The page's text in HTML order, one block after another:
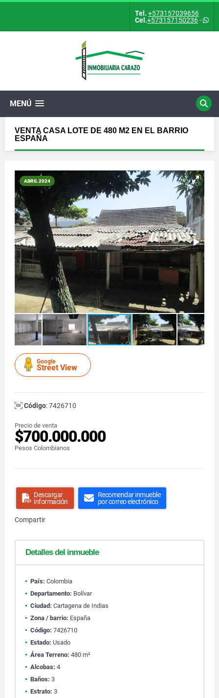
Tel. +573157039656
Cel.+573157150236-
MENÚ
VENTA CASA LOTE DE 480 M2 EN EL BARRIO
ESPAÑA
ABRIL 2024
Google
Street View
Código: 7426710
Precio de venta
$700.000.000
Pesos Colombianos
Descargar
información
Recomendar inmueble
por correo electrónico
Compartir
Detalles del inmueble
País: Colombia
Departamento: Bolívar
Ciudad: Cartagena de Indias
Zona / barrio: España
Código: 7426710
Estado: Usado
Área Terreno: 480 m²
Alcobas: 4
Baños: 3
Estrato: 3